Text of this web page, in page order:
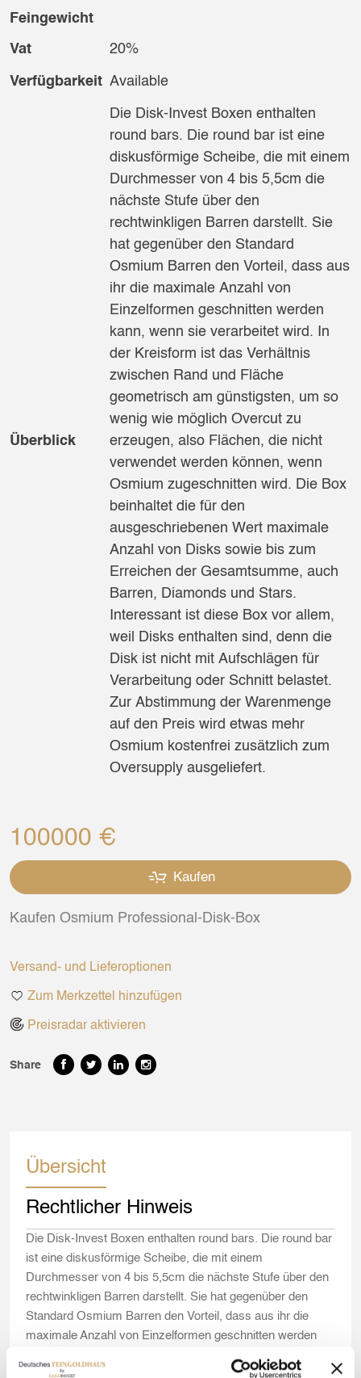
Feingewicht
Vat 20%
Verfügbarkeit Available
Überblick
Die Disk-Invest Boxen enthalten
round bars. Die round bar ist eine
diskusförmige Scheibe, die mit einem
Durchmesser von 4 bis 5,5cm die
nächste Stufe über den
rechtwinkligen Barren darstellt. Sie
hat gegenüber den Standard
Osmium Barren den Vorteil, dass aus
ihr die maximale Anzahl von
Einzelformen geschnitten werden
kann, wenn sie verarbeitet wird. In
der Kreisform ist das Verhältnis
zwischen Rand und Fläche
geometrisch am günstigsten, um so
wenig wie möglich Overcut zu
erzeugen, also Flächen, die nicht
verwendet werden können, wenn
Osmium zugeschnitten wird. Die Box
beinhaltet die für den
ausgeschriebenen Wert maximale
Anzahl von Disks sowie bis zum
Erreichen der Gesamtsumme, auch
Barren, Diamonds und Stars.
Interessant ist diese Box vor allem,
weil Disks enthalten sind, denn die
Disk ist nicht mit Aufschlägen für
Verarbeitung oder Schnitt belastet.
Zur Abstimmung der Warenmenge
auf den Preis wird etwas mehr
Osmium kostenfrei zusätzlich zum
Oversupply ausgeliefert.
100000 €
Kaufen
Kaufen Osmium Professional-Disk-Box
Versand- und Lieferoptionen
Zum Merkzettel hinzufügen
Preisradar aktivieren
Share
Übersicht
Rechtlicher Hinweis
Die Disk-Invest Boxen enthalten round bars. Die round bar
ist eine diskusförmige Scheibe, die mit einem
Durchmesser von 4 bis 5,5cm die nächste Stufe über den
rechtwinkligen Barren darstellt. Sie hat gegenüber den
Standard Osmium Barren den Vorteil, dass aus ihr die
maximale Anzahl von Einzelformen geschnitten werden
Verhältnis zwischen Rand und Fläche geometrisch am